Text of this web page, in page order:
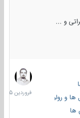
و ...
رولورها
17
فروردین
1405